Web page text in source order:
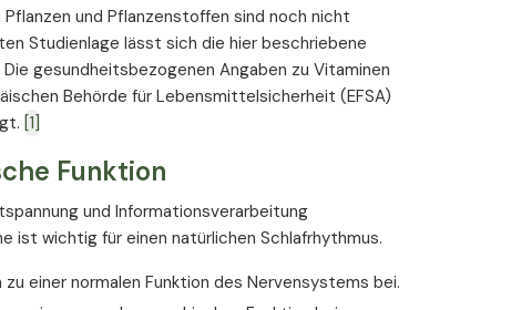
Inhalt (% NRW*) pro 1 Kapsel
0,3 mg
und Pflanzenstoffen sind noch nicht
Studienlage lässt sich die hier beschriebene
gesundheitsbezogenen Angaben zu Vitaminen
Behörde für Lebensmittelsicherheit (EFSA)
[1]
Funktion
und Informationsverarbeitung
ist wichtig für einen natürlichen Schlafrhythmus.
zu einer normalen Funktion des Nervensystems bei.